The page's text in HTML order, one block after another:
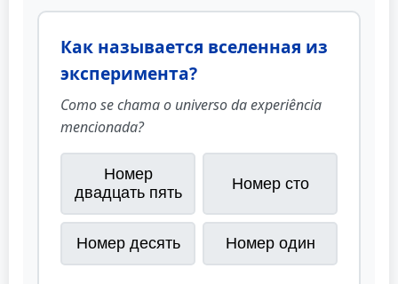
Как называется вселенная из
эксперимента?
Como se chama o universo da experiência
mencionada?
Номер
двадцать пять
Номер сто
Номер десять Номер один